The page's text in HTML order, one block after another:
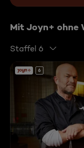
Mit Joyn+ ohne
Staffel 6
6